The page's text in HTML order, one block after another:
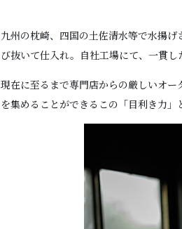
九州の枕崎、四国の土佐清水等で水揚
び抜いて仕入れ。自社工場にて、一貫し
現在に至るまで専門店からの厳しいオ
を集めることができるこの「目利き力」